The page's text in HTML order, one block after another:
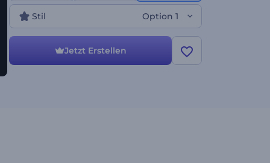
Stil Option 1
Jetzt Erstellen